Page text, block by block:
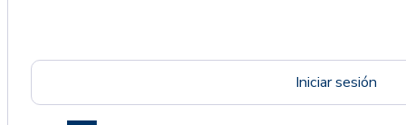
Iniciar sesión